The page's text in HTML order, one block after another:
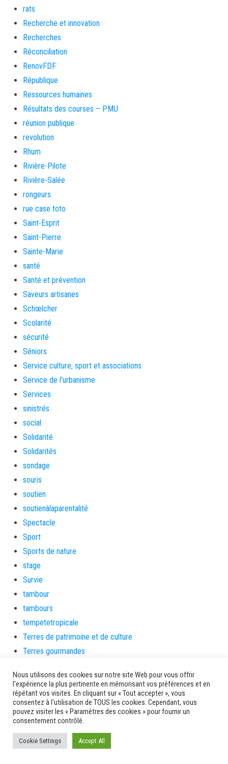
rats
Recherche et innovation
Recherches
Réconciliation
RenovFDF
République
Ressources humaines
Résultats des courses – PMU
réunion publique
revolution
Rhum
Rivière-Pilote
Rivière-Salée
rongeurs
rue case toto
Saint-Esprit
Saint-Pierre
Sainte-Marie
santé
Santé et prévention
Saveurs artisanes
Schœlcher
Scolarité
sécurité
Séniors
Service culture, sport et associations
Service de l'urbanisme
Services
sinistrés
social
Solidarité
Solidarités
sondage
souris
soutien
soutienàlaparentalité
Spectacle
Sport
Sports de nature
stage
Survie
tambour
tambours
tempetetropicale
Terres de patrimoine et de culture
Terres gourmandes
Tourisme
toussaint
tradition
Transition Energétique
Transport et routes
Travail
Nous utilisons des cookies sur notre site Web pour vous offrir
l'expérience la plus pertinente en mémorisant vos préférences et en
répétant vos visites. En cliquant sur « Tout accepter », vous
consentez à l'utilisation de TOUS les cookies. Cependant, vous
pouvez visiter les « Paramètres des cookies » pour fournir un
consentement contrôlé.
Cookie Settings Accept All